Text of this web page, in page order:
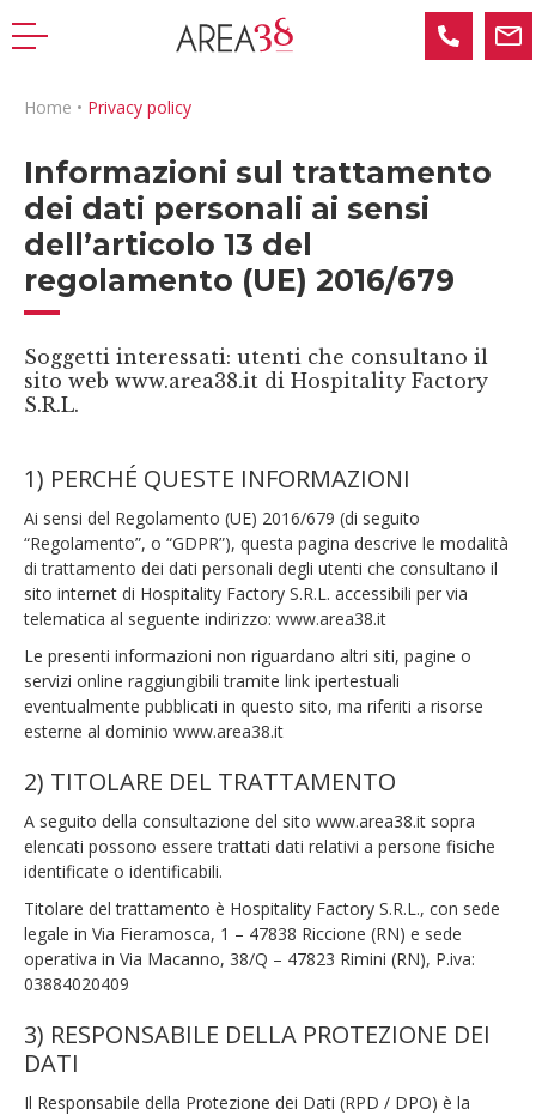
Home • Privacy policy
Informazioni sul trattamento
dei dati personali ai sensi
dell’articolo 13 del
regolamento (UE) 2016/679
Soggetti interessati: utenti che consultano il
sito web www.area38.it di Hospitality Factory
S.R.L.
1) PERCHÉ QUESTE INFORMAZIONI
Ai sensi del Regolamento (UE) 2016/679 (di seguito
“Regolamento”, o “GDPR”), questa pagina descrive le modalità
di trattamento dei dati personali degli utenti che consultano il
sito internet di Hospitality Factory S.R.L. accessibili per via
telematica al seguente indirizzo: www.area38.it
Le presenti informazioni non riguardano altri siti, pagine o
servizi online raggiungibili tramite link ipertestuali
eventualmente pubblicati in questo sito, ma riferiti a risorse
esterne al dominio www.area38.it
2) TITOLARE DEL TRATTAMENTO
A seguito della consultazione del sito www.area38.it sopra
elencati possono essere trattati dati relativi a persone fisiche
identificate o identificabili.
Titolare del trattamento è Hospitality Factory S.R.L., con sede
legale in Via Fieramosca, 1 – 47838 Riccione (RN) e sede
operativa in Via Macanno, 38/Q – 47823 Rimini (RN), P.iva:
03884020409
3) RESPONSABILE DELLA PROTEZIONE DEI
DATI
Il Responsabile della Protezione dei Dati (RPD / DPO) è la